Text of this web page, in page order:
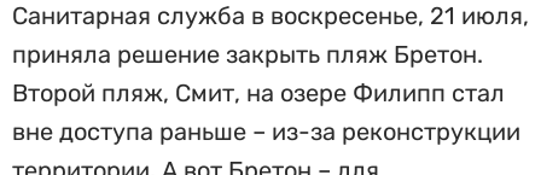
Санитарная служба в воскресенье, 21 июля,
приняла решение закрыть пляж Бретон.
Второй пляж, Смит, на озере Филипп стал
вне доступа раньше – из-за реконструкции